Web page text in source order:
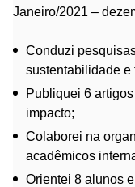
Janeiro/2021 –
Conduzi
sustentabilidade e
Publiquei 6
impacto;
Colaborei na
acadêmicos
Orientei 8 alunos